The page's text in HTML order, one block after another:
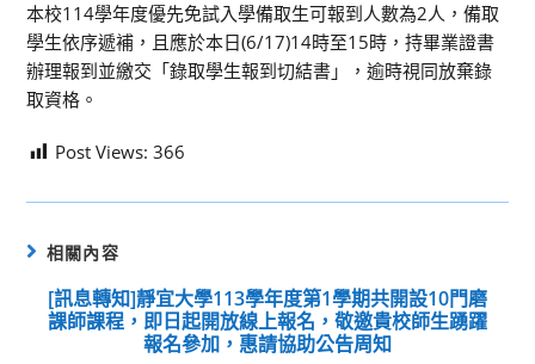
本校114學年度優先免試入學備取生可報到人數為2人，備取
學生依序遞補，且應於本日(6/17)14時至15時，持畢業證書
辦理報到並繳交「錄取學生報到切結書」，逾時視同放棄錄
取資格。
Post Views: 366
相關內容
[訊息轉知]靜宜大學113學年度第1學期共開設10門磨
課師課程，即日起開放線上報名，敬邀貴校師生踴躍
報名參加，惠請協助公告周知